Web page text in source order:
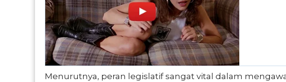
Menurutnya, peran legislatif sangat vital dalam